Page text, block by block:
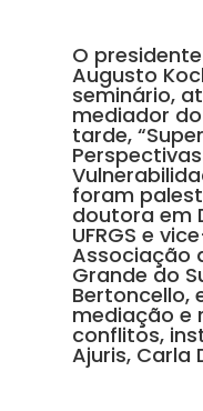
O
Augusto
seminário,
mediador
tarde,
foram
doutora em
UFRGS e
Associação
Grande do
Bertoncello,
mediação e
conflitos,
Ajuris, Carla